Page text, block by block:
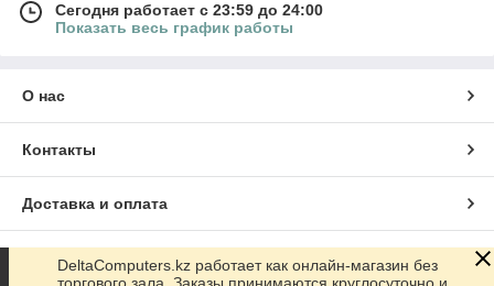
демонстрационного оборудования и аксессуаров. Покупая
кронштейн для проектора у нас, вы получаете:
ответить на все ваши вопросы.
кронштейн прямо к вам.
🌐 Посетите DeltaComputers.kz и выберите
идеальный кронштейн для вашего проектора 🌐
Сегодня работает с 23:59 до 24:00
Показать весь график работы
О нас
Контакты
Доставка и оплата
График работы
DeltaComputers.kz работает как онлайн-магазин без